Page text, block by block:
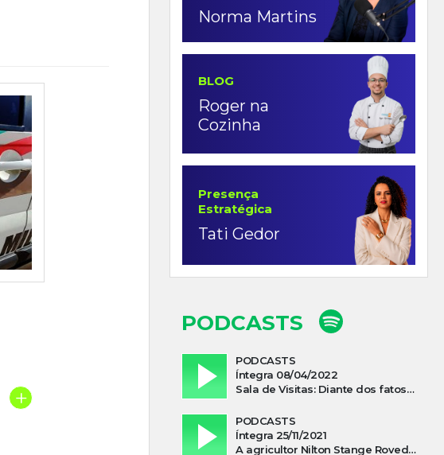
+
Norma Martins
BLOG
Roger na
Cozinha
Presença
Estratégica
Tati Gedor
PODCASTS
PODCASTS
Íntegra 08/04/2022
Sala de Visitas: Diante dos fatos que influenciam a economia o que podemos esperar de 2022
PODCASTS
Íntegra 25/11/2021
A agricultor Nilton Stange Roveda, afirma ter recebido ajuda espiritual durante acidente